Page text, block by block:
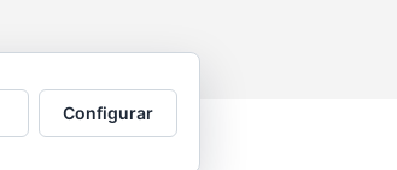
Configurar